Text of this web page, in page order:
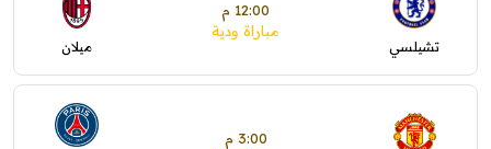
تشيلسي
12:00 م
مباراة ودية
ميلان
3:00 م